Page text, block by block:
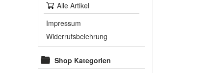
Alle Artikel
Impressum
Widerrufsbelehrung
Shop Kategorien